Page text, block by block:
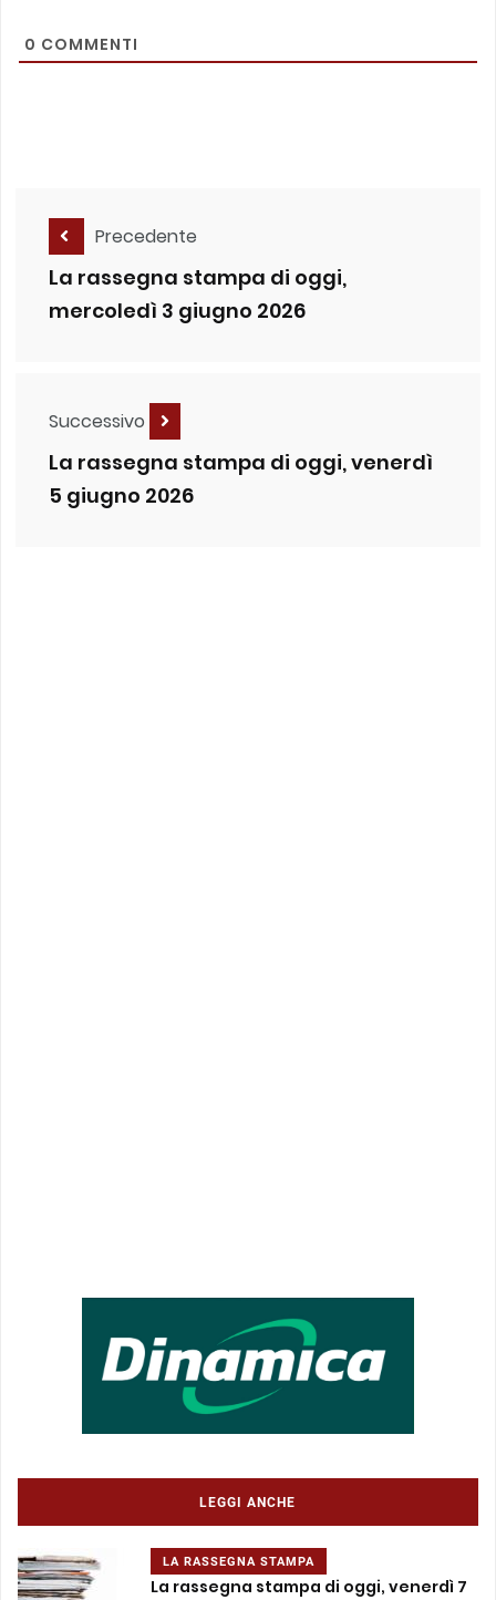
0 COMMENTI
Precedente
La rassegna stampa di oggi,
mercoledì 3 giugno 2026
Successivo
La rassegna stampa di oggi, venerdì
5 giugno 2026
LEGGI ANCHE
LA RASSEGNA STAMPA
La rassegna stampa di oggi, venerdì 7